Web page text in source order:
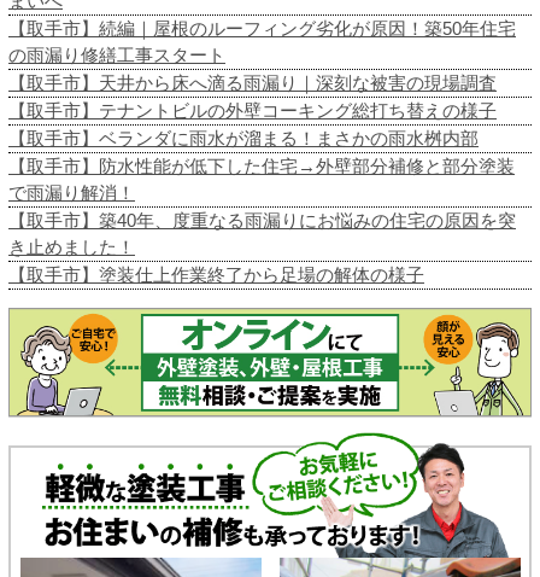
【取手市】続編｜屋根のルーフィング劣化が原因！築50年住宅
の雨漏り修繕工事スタート
【取手市】天井から床へ滴る雨漏り｜深刻な被害の現場調査
【取手市】テナントビルの外壁コーキング総打ち替えの様子
【取手市】ベランダに雨水が溜まる！まさかの雨水桝内部
【取手市】防水性能が低下した住宅→外壁部分補修と部分塗装
で雨漏り解消！
【取手市】築40年、度重なる雨漏りにお悩みの住宅の原因を突
き止めました！
【取手市】塗装仕上作業終了から足場の解体の様子